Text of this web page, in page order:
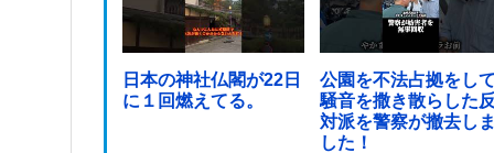
日本の神社仏閣が22日
に１回燃えてる。
公園を不法占拠をし
騒音を撒き散らした
対派を警察が撤去し
した！